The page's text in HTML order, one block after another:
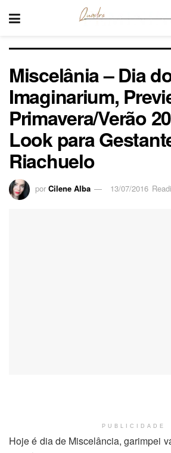
Miscelânia – Dia
Imaginarium,
Primavera/Verão
Look para
Riachuelo
por Cilene Alba 13/07/2016
PUBLICIDADE
Hoje é dia de Miscelância, garimpei